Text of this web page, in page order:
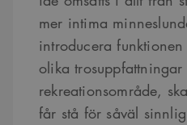
mer intima
introducera
olika
rekreationsområde,
får stå för såväl